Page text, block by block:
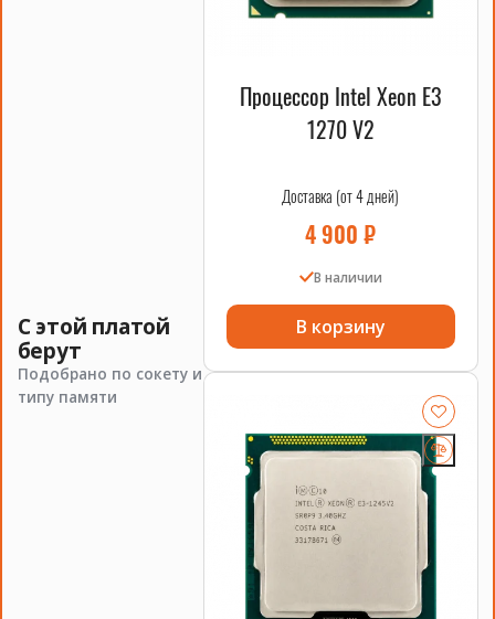
С этой платой
берут
Подобрано по сокету и
типу памяти
Процессор Intel Xeon E3
1270 V2
Доставка (от 4 дней)
4 900₽
В наличии
В корзину